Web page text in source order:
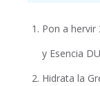
Pon a hervir
y Esencia
Hidrata la